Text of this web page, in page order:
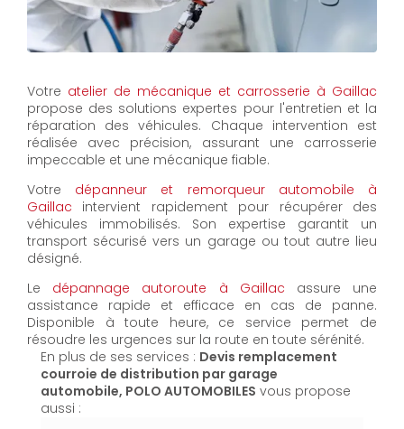
Votre atelier de mécanique et carrosserie à Gaillac
propose des solutions expertes pour l'entretien et la
réparation des véhicules. Chaque intervention est
réalisée avec précision, assurant une carrosserie
impeccable et une mécanique fiable.
Votre dépanneur et remorqueur automobile à
Gaillac intervient rapidement pour récupérer des
véhicules immobilisés. Son expertise garantit un
transport sécurisé vers un garage ou tout autre lieu
désigné.
Le dépannage autoroute à Gaillac assure une
assistance rapide et efficace en cas de panne.
Disponible à toute heure, ce service permet de
résoudre les urgences sur la route en toute sérénité.
En plus de ses services : Devis remplacement
courroie de distribution par garage
automobile, POLO AUTOMOBILES vous propose
aussi :